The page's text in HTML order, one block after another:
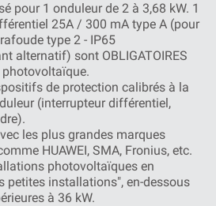
pour 1 onduleur de 2 à 3,68 kW. 1
25A / 300 mA type A (pour
type 2 - IP65
alternatif) sont OBLIGATOIRES
de protection calibrés à la
(interrupteur différentiel,
les plus grandes marques
HUAWEI, SMA, Fronius, etc.
photovoltaïques en
petites installations", en-dessous
à 36 kW.